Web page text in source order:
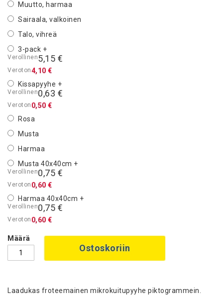
Muutto, harmaa
Sairaala, valkoinen
Talo, vihreä
3-pack +
5,15 €
4,10 €
Kissapyyhe +
0,63 €
0,50 €
Rosa
Musta
Harmaa
Musta 40x40cm +
0,75 €
0,60 €
Harmaa 40x40cm +
0,75 €
0,60 €
Määrä
Ostoskoriin
Laadukas froteemainen mikrokuitupyyhe piktogrammein.